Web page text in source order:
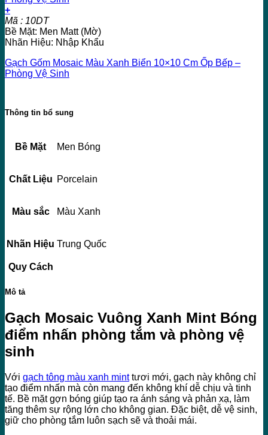
+
Mã : 10DT
Bề Mặt: Men Matt (Mờ)
Nhãn Hiệu: Nhập Khẩu
Gạch Gốm Mosaic Màu Xanh Biển 10×10 Cm Ốp Bếp –
Phòng Vệ Sinh
Thông tin bổ sung
Bề Mặt Men Bóng
Chất Liệu Porcelain
Màu sắc Màu Xanh
Nhãn Hiệu Trung Quốc
Quy Cách
Mô tả
Gạch Mosaic Vuông Xanh Mint Bóng
điểm nhấn phòng tắm và phòng vệ
sinh
Với gạch tông màu xanh minttươi mới, gạch này không chỉ
tạo điểm nhấn mà còn mang đến không khí dễ chịu và tinh
tế. Bề mặt gợn bóng giúp tạo ra ánh sáng và phản xạ, làm
tăng thêm sự rộng lớn cho không gian. Đặc biệt, dễ vệ sinh,
giữ cho phòng tắm luôn sạch sẽ và thoải mái.